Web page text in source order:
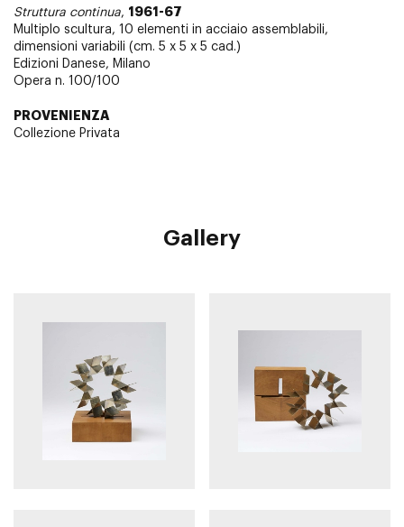
Struttura continua, 1961-67
Multiplo scultura, 10 elementi in acciaio assemblabili,
dimensioni variabili (cm. 5 x 5 x 5 cad.)
Edizioni Danese, Milano
Opera n. 100/100
PROVENIENZA
Collezione Privata
Gallery